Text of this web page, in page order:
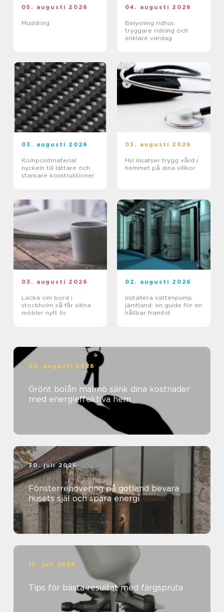
05. augusti 2026
Muddring
04. augusti 2026
Belysning ridhus
tryggare ridning och
enklare vardag
03. augusti 2026
Kompositmaterial
nyckeln till lättare och
starkare konstruktioner
03. augusti 2026
Hsl insatser trygg vård i
hemmet på dina villkor
03. augusti 2026
Lacka om bord i
stockholm så får slitna
möbler nytt liv
02. augusti 2026
Installera vattenpump
jämtland: en guide för en
hållbar framtid
02. augusti 2026
Grönt bolån malmö sänk dina kostnader
med energieffektiva hem
30. juli 2026
Fönsterrenovering på gotland bevara
husets själ och spara energi
15. juli 2026
Tips för bästa resultat med färgspruta